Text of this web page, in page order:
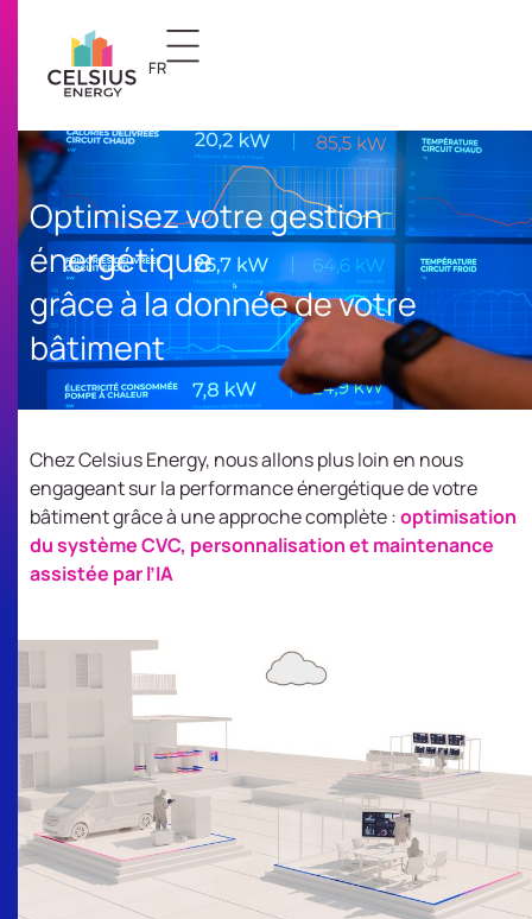
FR
US
Optimisez votre gestion
énergétique
grâce à la donnée ​de votre
bâtiment​​​
Chez Celsius Energy, nous allons plus loin en nous
engageant sur la performance énergétique de votre
bâtiment grâce à une approche complète :optimisation
du système CVC, personnalisation et maintenance
assistée par l’IA